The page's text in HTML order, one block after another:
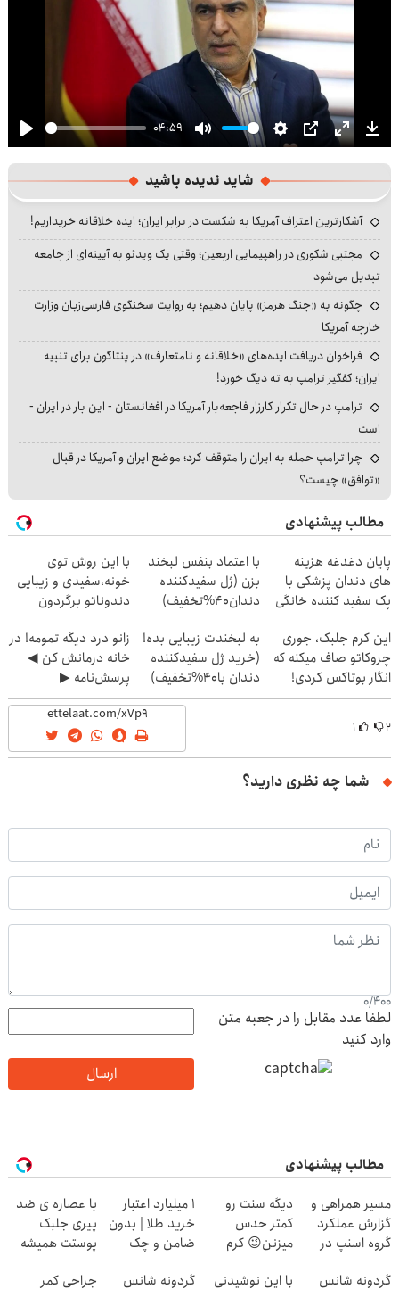
Play
04:59
Mute Settings
PIP Enter
شاید ندیده باشید
آشکارترین اعتراف آمریکا به شکست در برابر ایران؛ ایده خلاقانه خریداریم!
مجتبی شکوری در راهپیمایی اربعین؛ وقتی یک ویدئو به آیینه‌ای از جامعه
تبدیل می‌شود
چگونه به «جنگ هرمز» پایان دهیم؛ به روایت سخنگوی فارسی‌زبان وزارت
خارجه آمریکا
فراخوان دریافت ایده‌های «خلاقانه و نامتعارف» در پنتاگون برای تنبیه
ایران؛ کفگیر ترامپ به ته دیگ خورد!
ترامپ در حال تکرار کارزار فاجعه‌بار آمریکا در افغانستان - این بار در ایران -
است
چرا ترامپ حمله به ایران را متوقف کرد؛ موضع ایران و آمریکا در قبال
«توافق» چیست؟
مطالب پیشنهادی
پایان دغدغه هزینه
های دندان پزشکی با
پک سفید کننده خانگی
با اعتماد بنفس لبخند
بزن (ژل سفیدکننده
دندان40%تخفیف)
با این روش توی
خونه،سفیدی و زیبایی
دندوناتو برگردون
این کرم جلبک، جوری
چروکاتو صاف میکنه که
انگار بوتاکس کردی!
(تخفیف ویژه)
به لبخندت زیبایی بده!
(خرید ژل سفیدکننده
دندان با40%تخفیف)
زانو درد دیگه تمومه! در
خانه درمانش کن ◀
پرسش‌نامه ▶
۲ ۱
شما چه نظری دارید؟
0/400
لطفا عدد مقابل را در جعبه متن
وارد کنید
ارسال
مطالب پیشنهادی
مسیر همراهی و
گزارش عملکرد
گروه اسنپ در
دیگه سنت رو
کمتر حدس
میزنن😉 کرم
👈🏻45%تخفیف
۱ میلیارد اعتبار
خرید طلا | بدون
ضامن و چک
با عصاره ی ضد
پیری جلبک
پوستت همیشه
گردونه شانس
با این نوشیدنی گردونه شانس جراحی کمر